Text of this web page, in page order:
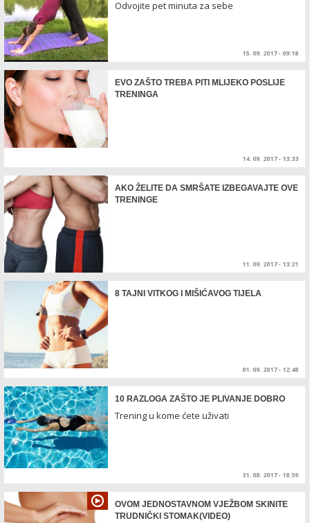
Odvojite pet minuta za sebe
15. 09. 2017 - 09:18
EVO ZAŠTO TREBA PITI MLIJEKO POSLIJE
TRENINGA
14. 09. 2017 - 13:33
AKO ŽELITE DA SMRŠATE IZBEGAVAJTE OVE
TRENINGE
11. 09. 2017 - 13:21
8 TAJNI VITKOG I MIŠIĆAVOG TIJELA
01. 09. 2017 - 12:48
10 RAZLOGA ZAŠTO JE PLIVANJE DOBRO
Trening u kome ćete uživati
31. 08. 2017 - 18:59
OVOM JEDNOSTAVNOM VJEŽBOM SKINITE
TRUDNIČKI STOMAK(VIDEO)